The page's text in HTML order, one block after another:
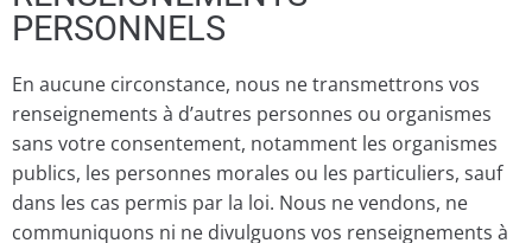
PERSONNELS
En aucune circonstance, nous ne transmettrons vos
renseignements à d’autres personnes ou organismes
sans votre consentement, notamment les organismes
publics, les personnes morales ou les particuliers, sauf
dans les cas permis par la loi. Nous ne vendons, ne
communiquons ni ne divulguons vos renseignements à